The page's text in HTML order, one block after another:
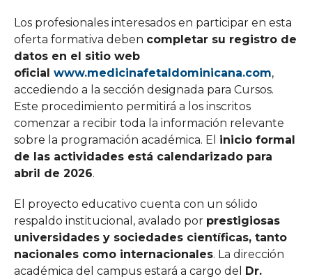
Los profesionales interesados en participar en esta
oferta formativa deben completar su registro de
datos en el sitio web
oficial www.medicinafetaldominicana.com,
accediendo a la sección designada para Cursos.
Este procedimiento permitirá a los inscritos
comenzar a recibir toda la información relevante
sobre la programación académica. El inicio formal
de las actividades está calendarizado para
abril de 2026.
El proyecto educativo cuenta con un sólido
respaldo institucional, avalado por prestigiosas
universidades y sociedades científicas, tanto
nacionales como internacionales. La dirección
académica del campus estará a cargo del Dr.